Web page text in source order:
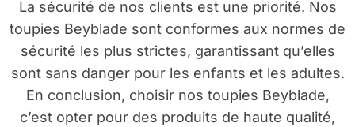
La sécurité de nos clients est une priorité. Nos
toupies Beyblade sont conformes aux normes de
sécurité les plus strictes, garantissant qu’elles
sont sans danger pour les enfants et les adultes.
En conclusion, choisir nos toupies Beyblade,
c’est opter pour des produits de haute qualité,